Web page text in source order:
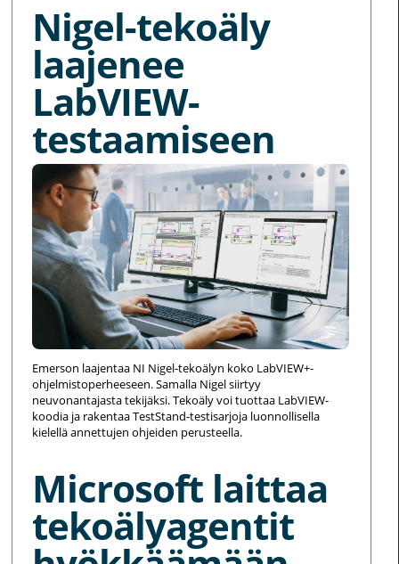
Nigel-tekoäly
laajenee
LabVIEW-
testaamiseen
Emerson laajentaa NI Nigel-tekoälyn koko LabVIEW+-
ohjelmistoperheeseen. Samalla Nigel siirtyy
neuvonantajasta tekijäksi. Tekoäly voi tuottaa LabVIEW-
koodia ja rakentaa TestStand-testisarjoja luonnollisella
kielellä annettujen ohjeiden perusteella.
Microsoft laittaa
tekoälyagentit